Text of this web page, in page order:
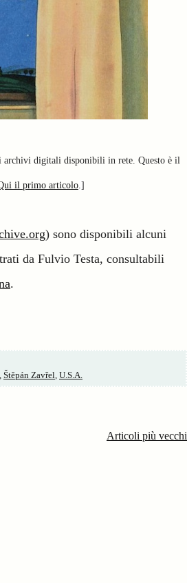
archivi digitali disponibili in rete. Questo è il
il primo articolo.]
) sono disponibili alcuni
da Fulvio Testa, consultabili
.
, Štěpán Zavřel, U.S.A.
Articoli più vecchi